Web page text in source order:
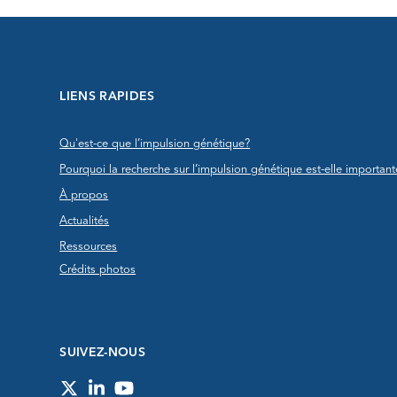
LIENS RAPIDES
Qu'est-ce que l’impulsion génétique?
Pourquoi la recherche sur l’impulsion génétique est-elle
À propos
Actualités
Ressources
Crédits photos
SUIVEZ-NOUS